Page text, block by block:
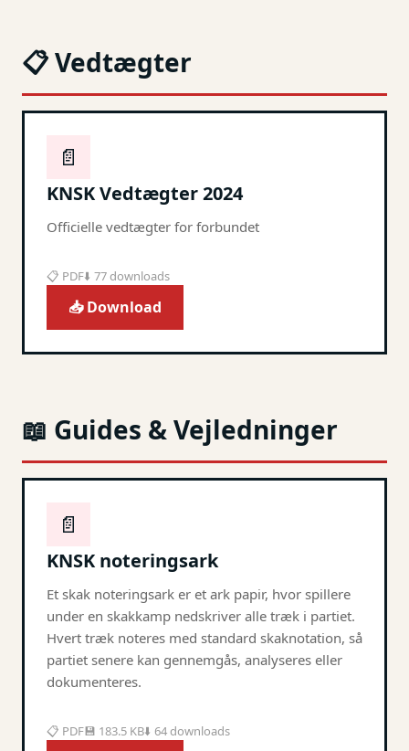
📋 Vedtægter
📄
KNSK Vedtægter 2024
Officielle vedtægter for forbundet
📋 PDF⬇️ 77 downloads
📥 Download
📖 Guides & Vejledninger
📄
KNSK noteringsark
Et skak noteringsark er et ark papir, hvor spillere
under en skakkamp nedskriver alle træk i partiet.
Hvert træk noteres med standard skaknotation, så
partiet senere kan gennemgås, analyseres eller
dokumenteres.
📋 PDF💾 183.5 KB⬇️ 64 downloads